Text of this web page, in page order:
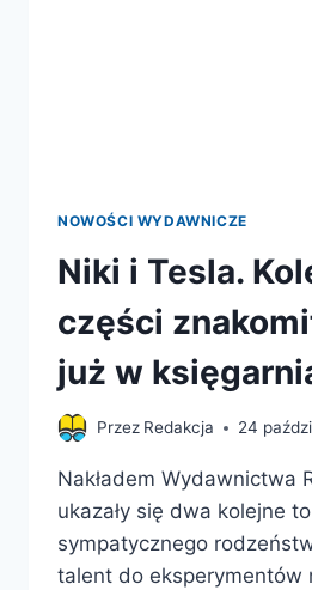
NOWOŚCI WYDAWNICZE
Niki i Tesla.
części
już w
Przez Redakcja 24
Nakładem Wydawnictwa
ukazały się dwa kolejne
sympatycznego
talent do eksperymentów